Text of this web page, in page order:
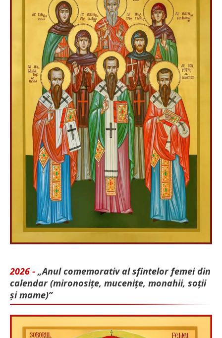
2026 - „Anul comemorativ al sfintelor femei din
calendar (mironosițe, mu­cenițe, monahii, soții
și mame)”